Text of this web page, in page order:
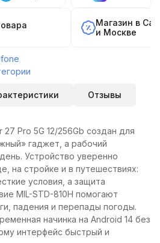
Магазин в
и Москве
Отзывы
Pro 5G 12/256Gb создан для
гаджет, а рабочий
Устройство уверенно
на стройке и в путешествиях:
условия, а защита
MIL-STD-810H помогают
падения и перепады погоды.
начинка на Android 14 без
интерфейс быстрый и